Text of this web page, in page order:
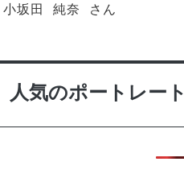
小坂田 純奈 さん
人気のポートレート